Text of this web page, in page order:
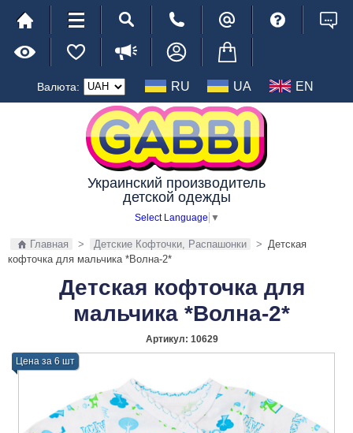
Валюта: RU UA EN
Украинский производитель
детской одежды
Select Language ▼
Главная > Детские Кофточки, Распашонки > Детская
кофточка для мальчика *Волна-2*
Детская кофточка для
мальчика *Волна-2*
Артикул: 10629
Цена за 6 шт